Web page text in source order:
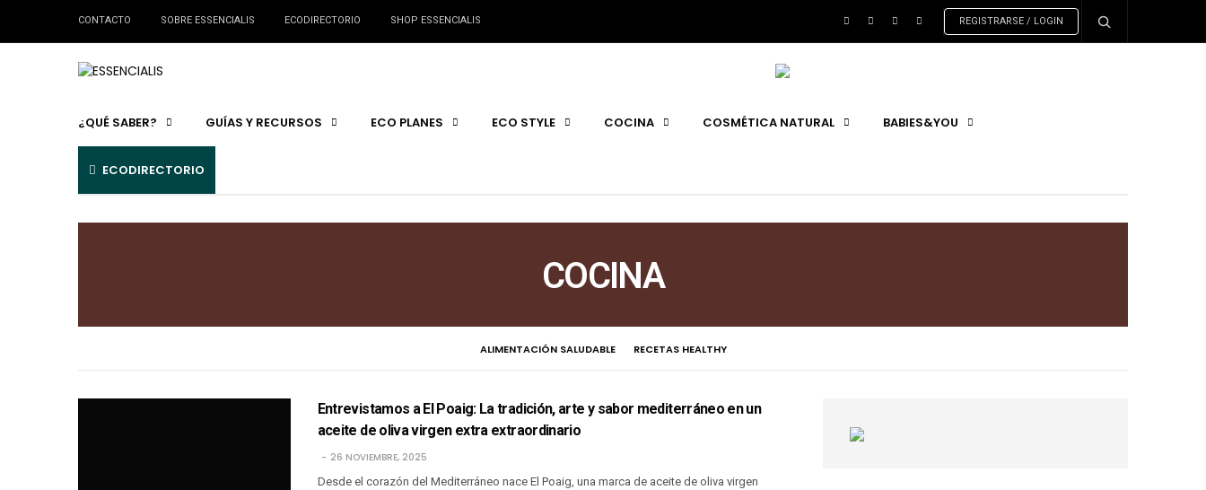
CONTACTO SOBRE ESSENCIALIS ECODIRECTORIO SHOP ESSENCIALIS REGISTRARSE / LOGIN
¿QUÉ SABER? GUÍAS Y RECURSOS ECO PLANES ECO STYLE COCINA COSMÉTICA NATURAL BABIES&YOU
ECODIRECTORIO
COCINA
ALIMENTACIÓN SALUDABLE RECETAS HEALTHY
​​Entrevistamos a El Poaig: La tradición, arte y sabor mediterráneo en un
aceite de oliva virgen extra extraordinario
26 NOVIEMBRE, 2025
Desde el corazón del Mediterráneo nace El Poaig, una marca de aceite de oliva virgen